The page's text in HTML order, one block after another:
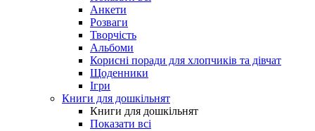
Анкети
Розваги
Творчість
Альбоми
Корисні поради для хлопчиків та дівчат
Щоденники
Ігри
Книги для дошкільнят
Книги для дошкільнят
Показати всі